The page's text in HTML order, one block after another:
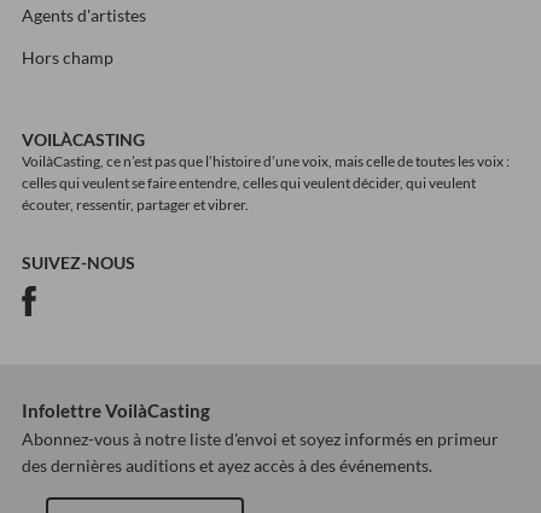
Agents d'artistes
Hors champ
VOILÀCASTING
VoilàCasting, ce n’est pas que l’histoire d’une voix, mais celle de toutes les voix :
celles qui veulent se faire entendre, celles qui veulent décider, qui veulent
écouter, ressentir, partager et vibrer.
SUIVEZ-NOUS
Infolettre VoilàCasting
Abonnez-vous à notre liste d'envoi et soyez informés en primeur
des dernières auditions et ayez accès à des événements.